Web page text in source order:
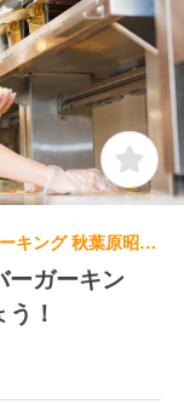
ファストフード | キッチンスタッフ | バーガーキング 秋葉原昭和通り店
ーガーキン
！